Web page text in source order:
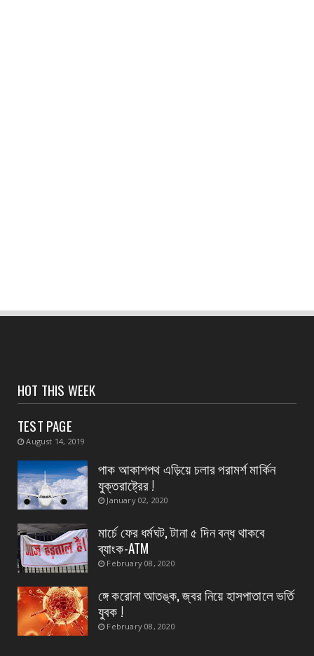
হলদিয়া পুরসভার ওয়ার্ড পুনর্বিন্যাসের পরামর্শ মুখ্যমন্ত্রীর,
সংবাদপত্রের ধার্যকৃত সোনা ও রূপার গহনা দর:
August 07, 2026
August 07, 2026
CONTACT
নৈপুর গ্রাম পঞ্চায়েতে বিজেপির নতুন বোর্ড গঠন, প্রধান
পদে মদ...
August 07, 2026
HOT THIS WEEK
TEST PAGE
August 14, 2019
পাক আকাশপথ এড়িয়ে চলার পরামর্শ মার্কিন
যুক্তরাষ্ট্রের !
January 02, 2020
মার্চে ফের ধর্মঘট, টানা ৫ দিন বন্ধ থাকবে
ব্যাংক-ATM
February 08, 2020
ঙ্গে করোনা আতঙ্ক, জ্বর নিয়ে হাসপাতালে ভর্তি
যুবক !
February 08, 2020